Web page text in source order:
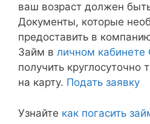
ваш возраст должен
Документы, которые
предоставить в
Займ в личном кабинете
получить круглосуточно
на карту. Подать заявку
Узнайте как погасить